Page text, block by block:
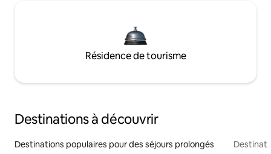
Résidence de tourisme
Destinations à découvrir
Destinations populaires pour des séjours prolongés